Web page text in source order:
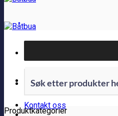
Kontakt oss
Produktkategorier